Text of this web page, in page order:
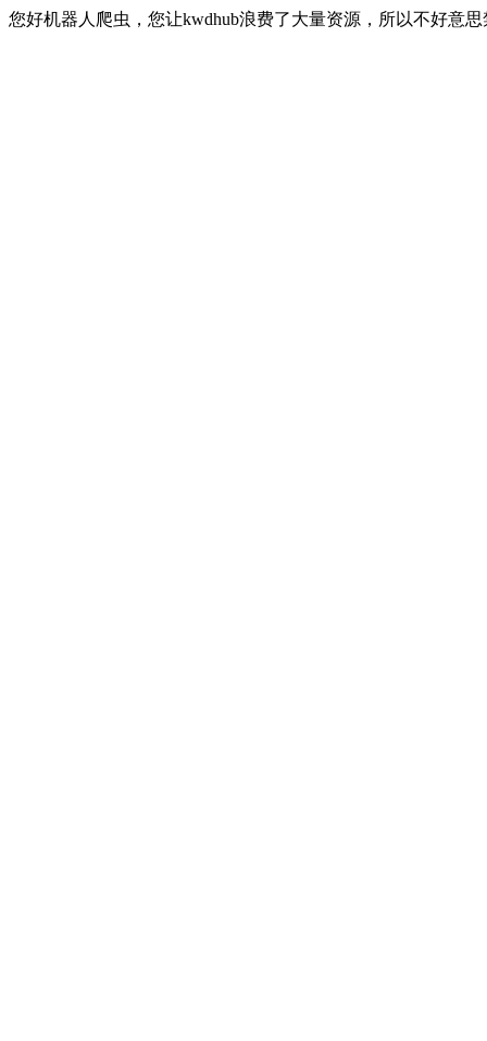
您好机器人爬虫，您让kwdhub浪费了大量资源，所以不好意